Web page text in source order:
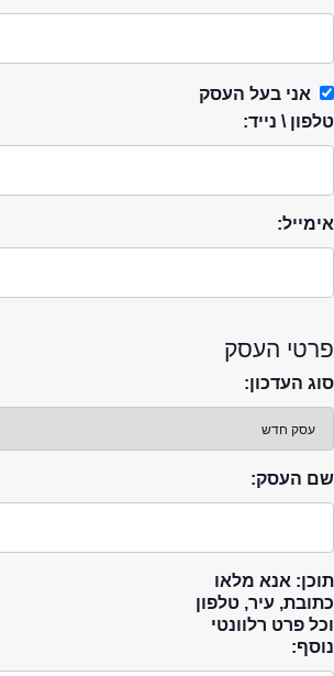
אני בעל העסק
טלפון \ נייד:
אימייל:
פרטי העסק
סוג העדכון:
שם העסק:
תוכן: אנא מלאו
כתובת, עיר, טלפון
וכל פרט רלוונטי
נוסף: